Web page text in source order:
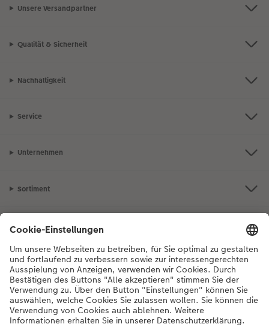
Unsere Versandpartner
Qualität & Sicherheit
Nachhaltigkeit
Service
Unternehmen
Sortiment
Inspiration
Bei Fragen zu Produkten oder der Bestellung können Sie uns gerne von
Montag bis Samstag von 8:00 – 20:00 Uhr und Sonntag von 10:00 –
20:00 Uhr (gesetzliche Feiertage ausgenommen) unter der
Telefonnummer044 499 10 36kontaktieren.
DE |FR